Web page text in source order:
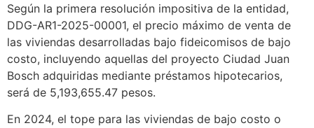
Según la primera resolución impositiva de la entidad,
DDG-AR1-2025-00001, el precio máximo de venta de
las viviendas desarrolladas bajo fideicomisos de bajo
costo, incluyendo aquellas del proyecto Ciudad Juan
Bosch adquiridas mediante préstamos hipotecarios,
será de 5,193,655.47 pesos.
En 2024, el tope para las viviendas de bajo costo o